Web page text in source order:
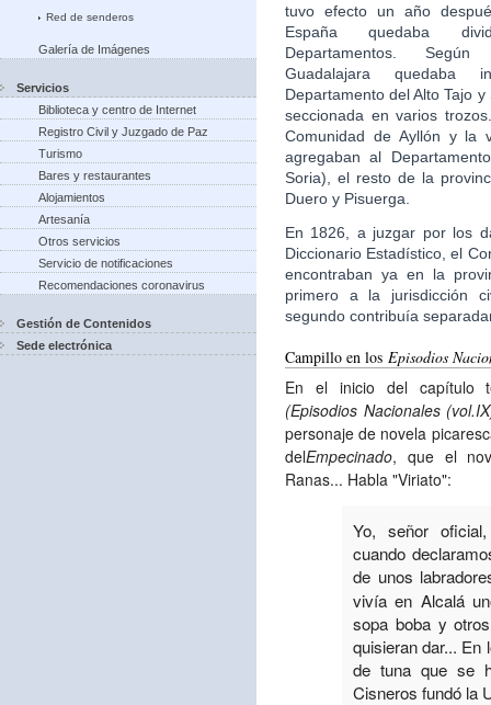
Red de senderos
Galería de Imágenes
Servicios
Biblioteca y centro de Internet
Registro Civil y Juzgado de Paz
Turismo
Bares y restaurantes
Alojamientos
Artesanía
Otros servicios
Servicio de notificaciones
Recomendaciones coronavirus
Gestión de Contenidos
Sede electrónica
tuvo efecto un año
España quedaba
Departamentos.
Guadalajara quedaba
Departamento del Alto Tajo
seccionada en varios
Comunidad de Ayllón y la
agregaban al
Soria), el resto de la
Duero y Pisuerga.
En 1826, a juzgar por los
Diccionario Estadístico, el
encontraban ya en la
primero a la jurisdicción
segundo contribuía
Campillo en los Episodios
En el inicio del capítulo
(Episodios Nacionales
personaje de novela
delEmpecinado, que el
Ranas... Habla "Viriato":
Yo, señor
cuando
de unos
vivía en Alcalá
sopa boba y
quisieran dar... En
de tuna que se
Cisneros fundó la